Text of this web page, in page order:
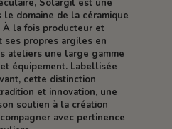
Solargil est une
domaine de la céramique
la fois producteur et
ses propres argiles en
ateliers une large gamme
équipement. Labellisée
cette distinction
et innovation, une
soutien à la création
avec pertinence